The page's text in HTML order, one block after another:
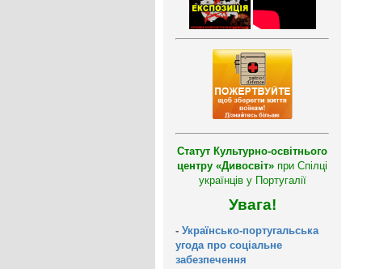
Статут Культурно-освітнього
центру «Дивосвіт» при Спілці
українців у Португалії
Увага!
- Українсько-португальська
угода про соціальне
забезпечення